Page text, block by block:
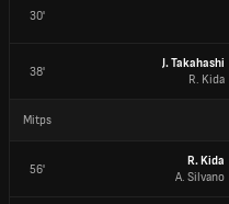
30'
38'
J. Takahashi
R. Kida
Mitps
56'
R. Kida
A. Silvano